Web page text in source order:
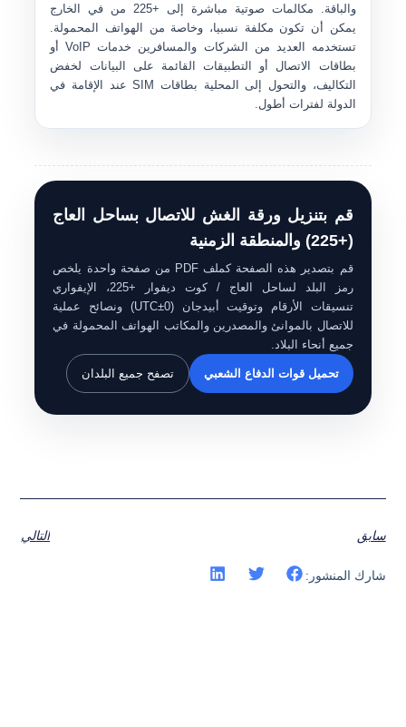
والباقة. مكالمات صوتية مباشرة إلى +225
من في الخارج
يمكن أن تكون مكلفة نسبيا، وخاصة من الهواتف المحمولة.
تستخدمه العديد من الشركات والمسافرين
خدمات VoIP أو
بطاقات الاتصال أو التطبيقات القائمة على البيانات لخفض
التكاليف، والتحول إلى المحلية بطاقات SIM عند الإقامة في
الدولة لفترات أطول.
قم بتنزيل ورقة الغش للاتصال بساحل العاج
(+225) والمنطقة الزمنية
قم بتصدير هذه الصفحة كملف PDF من صفحة واحدة يلخص
رمز البلد لساحل العاج / كوت ديفوار +225، الإيفواري
تنسيقات الأرقام وتوقيت أبيدجان (UTC±0) ونصائح عملية
للاتصال بالموانئ والمصدرين والمكاتب الهواتف المحمولة في
جميع أنحاء البلاد.
تحميل قوات الدفاع الشعبي تصفح جميع البلدان
سابق التالي
شارك المنشور: